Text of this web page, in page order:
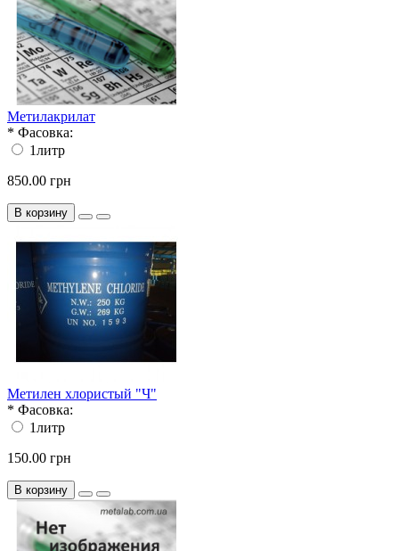
Метилакрилат
* Фасовка:
1литр
850.00 грн
В корзину
Метилен хлористый "Ч"
* Фасовка:
1литр
150.00 грн
В корзину